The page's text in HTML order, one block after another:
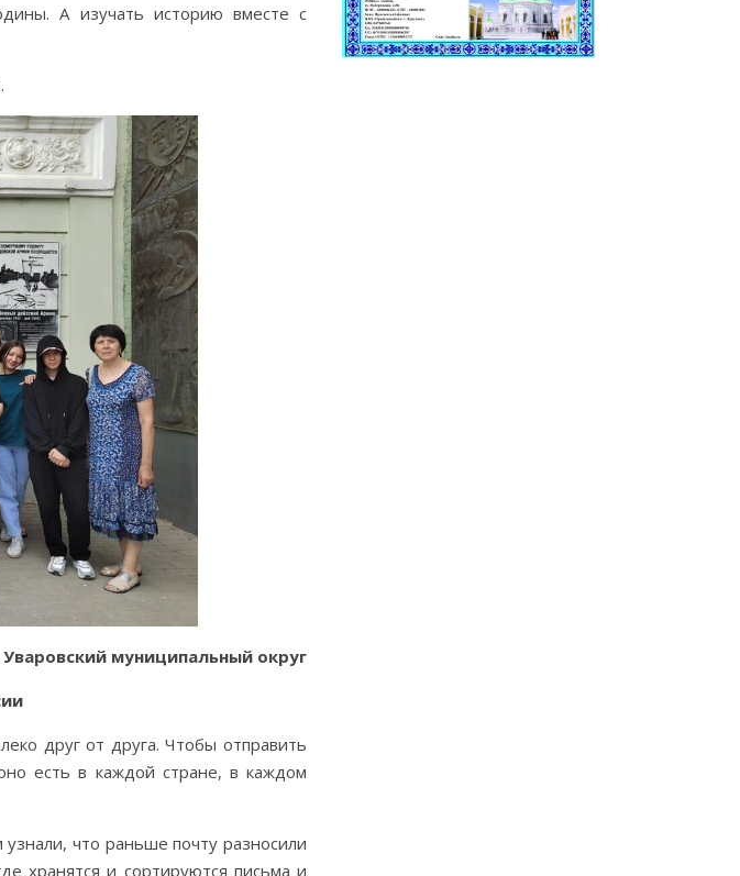
А изучать историю вместе с
Уваровский муниципальный округ
друг от друга. Чтобы отправить
есть в каждой стране, в каждом
что раньше почту разносили
хранятся и сортируются письма и